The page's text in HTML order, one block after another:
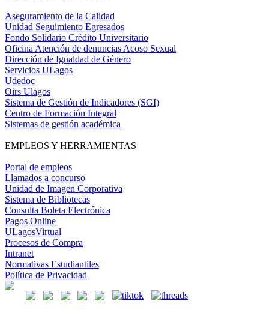
Aseguramiento de la Calidad
Unidad Seguimiento Egresados
Fondo Solidario Crédito Universitario
Oficina Atención de denuncias Acoso Sexual
Dirección de Igualdad de Género
Servicios ULagos
Udedoc
Oirs Ulagos
Sistema de Gestión de Indicadores (SGI)
Centro de Formación Integral
Sistemas de gestión académica
EMPLEOS Y HERRAMIENTAS
Portal de empleos
Llamados a concurso
Unidad de Imagen Corporativa
Sistema de Bibliotecas
Consulta Boleta Electrónica
Pagos Online
ULagosVirtual
Procesos de Compra
Intranet
Normativas Estudiantiles
Política de Privacidad